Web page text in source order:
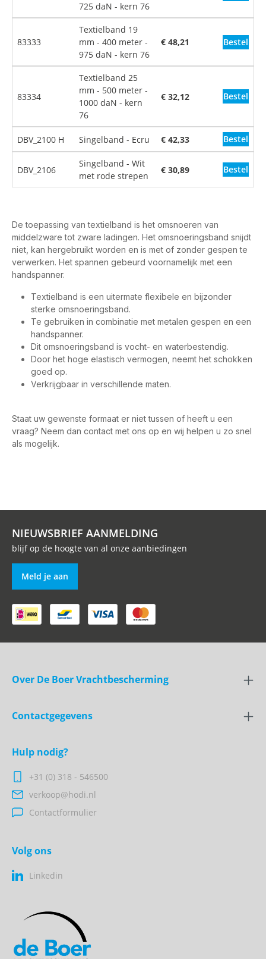
725 daN - kern 76
83333
Textielband 19
mm - 400 meter -
975 daN - kern 76
€ 48,21 Bestel
83334
Textielband 25
mm - 500 meter -
1000 daN - kern
76
€ 32,12 Bestel
DBV_2100 H Singelband - Ecru € 42,33 Bestel
DBV_2106
Singelband - Wit
met rode strepen
€ 30,89 Bestel
De toepassing van textielband is het omsnoeren van
middelzware tot zware ladingen. Het omsnoeringsband snijdt
niet, kan hergebruikt worden en is met of zonder gespen te
verwerken. Het spannen gebeurd voornamelijk met een
handspanner.
Textielband is een uitermate flexibele en bijzonder
sterke omsnoeringsband.
Te gebruiken in combinatie met metalen gespen en een
handspanner.
Dit omsnoeringsband is vocht- en waterbestendig.
Door het hoge elastisch vermogen, neemt het schokken
goed op.
Verkrijgbaar in verschillende maten.
Staat uw gewenste formaat er niet tussen of heeft u een
vraag? Neem dan contact met ons op en wij helpen u zo snel
als mogelijk.
NIEUWSBRIEF AANMELDING
blijf op de hoogte van al onze aanbiedingen
Meld je aan
Volg ons
Linkedin
Over De Boer Vrachtbescherming
Contactgegevens
Hulp nodig?
+31 (0) 318 - 546500
verkoop@hodi.nl
Contactformulier